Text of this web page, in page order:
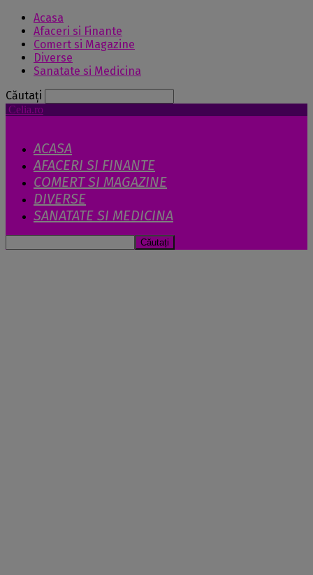
Acasa
Afaceri si Finante
Comert si Magazine
Diverse
Sanatate si Medicina
Căutați
Celia.ro
ACASA
AFACERI SI FINANTE
COMERT SI MAGAZINE
DIVERSE
SANATATE SI MEDICINA